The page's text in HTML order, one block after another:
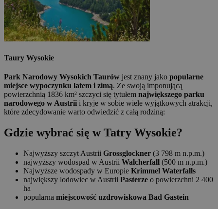
Taury Wysokie
Park Narodowy Wysokich Taurów jest znany jako popularne
miejsce wypoczynku latem i zimą. Ze swoją imponującą
powierzchnią 1836 km² szczyci się tytułem największego parku
narodowego w Austrii i kryje w sobie wiele wyjątkowych atrakcji,
które zdecydowanie warto odwiedzić z całą rodziną:
Gdzie wybrać się w Tatry Wysokie?
Najwyższy szczyt Austrii Grossglockner (3 798 m n.p.m.)
najwyższy wodospad w Austrii Walcherfall (500 m n.p.m.)
Najwyższe wodospady w Europie Krimmel Waterfalls
największy lodowiec w Austrii Pasterze o powierzchni 2 400
ha
popularna miejscowość uzdrowiskowa Bad Gastein